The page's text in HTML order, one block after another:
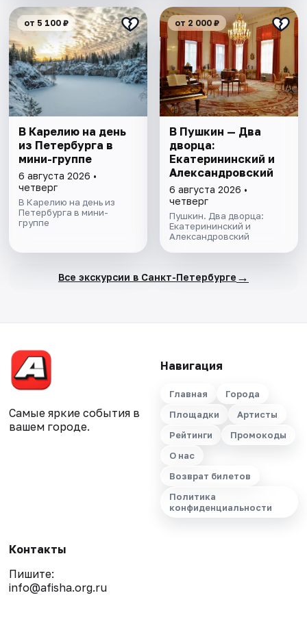
от 5 100 ₽
В Карелию на день
из Петербурга в
мини-группе
6 августа 2026 •
четверг
В Карелию на день из
Петербурга в мини-
группе
от 2 000 ₽
В Пушкин — Два
дворца:
Екатерининский и
Александровский
6 августа 2026 •
четверг
Пушкин. Два дворца:
Екатерининский и
Александровский
Все экскурсии в Санкт-Петербурге →
Самые яркие события в
вашем городе.
Навигация
Главная
Города
Площадки
Артисты
Рейтинги
Промокоды
О нас
Возврат билетов
Политика
конфиденциальности
Контакты
Пишите:
info@afisha.org.ru